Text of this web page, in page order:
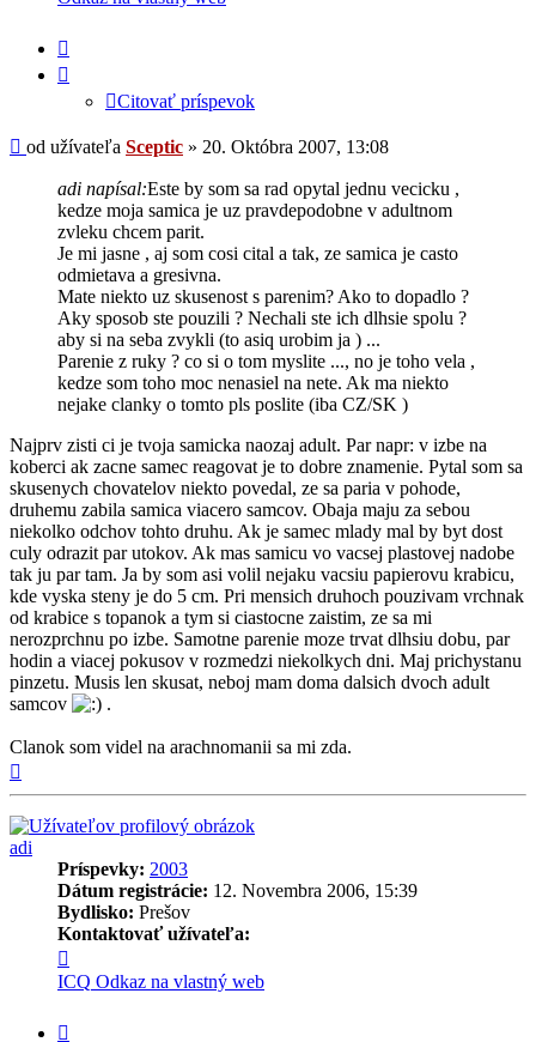
užívateľa
Sceptic
Citovať príspevok
Príspevok
od užívateľa Sceptic » 20. Októbra 2007, 13:08
adi napísal:Este by som sa rad opytal jednu vecicku ,
kedze moja samica je uz pravdepodobne v adultnom
zvleku chcem parit.
Je mi jasne , aj som cosi cital a tak, ze samica je casto
odmietava a gresivna.
Mate niekto uz skusenost s parenim? Ako to dopadlo ?
Aky sposob ste pouzili ? Nechali ste ich dlhsie spolu ?
aby si na seba zvykli (to asiq urobim ja ) ...
Parenie z ruky ? co si o tom myslite ..., no je toho vela ,
kedze som toho moc nenasiel na nete. Ak ma niekto
nejake clanky o tomto pls poslite (iba CZ/SK )
Najprv zisti ci je tvoja samicka naozaj adult. Par napr: v izbe na
koberci ak zacne samec reagovat je to dobre znamenie. Pytal som sa
skusenych chovatelov niekto povedal, ze sa paria v pohode,
druhemu zabila samica viacero samcov. Obaja maju za sebou
niekolko odchov tohto druhu. Ak je samec mlady mal by byt dost
culy odrazit par utokov. Ak mas samicu vo vacsej plastovej nadobe
tak ju par tam. Ja by som asi volil nejaku vacsiu papierovu krabicu,
kde vyska steny je do 5 cm. Pri mensich druhoch pouzivam vrchnak
od krabice s topanok a tym si ciastocne zaistim, ze sa mi
nerozprchnu po izbe. Samotne parenie moze trvat dlhsiu dobu, par
hodin a viacej pokusov v rozmedzi niekolkych dni. Maj prichystanu
pinzetu. Musis len skusat, neboj mam doma dalsich dvoch adult
samcov
.
Clanok som videl na arachnomanii sa mi zda.
adi
Príspevky: 2003
Dátum registrácie: 12. Novembra 2006, 15:39
Bydlisko: Prešov
Kontaktovať užívateľa:
informácie
užívateľa
ICQ Odkaz na vlastný web